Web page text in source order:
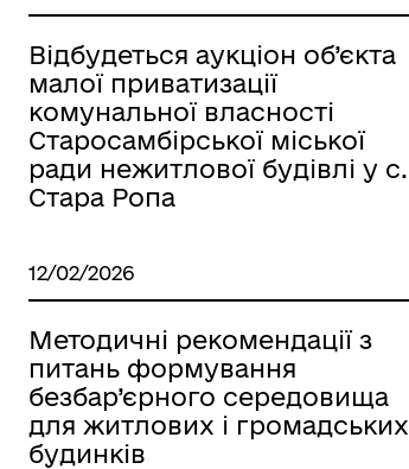
Відбудеться аукціон об’єкта
малої приватизації
комунальної власності
Старосамбірської міської
ради нежитлової будівлі у с.
Стара Ропа
12/02/2026
Методичні рекомендації з
питань формування
безбар’єрного середовища
для житлових і громадських
будинків